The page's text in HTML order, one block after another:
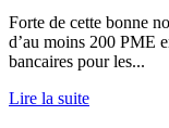
Forte de cette bonne
d’au moins 200 PME
bancaires pour les...
Lire la suite